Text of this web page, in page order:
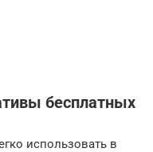
бесплатных
использовать в